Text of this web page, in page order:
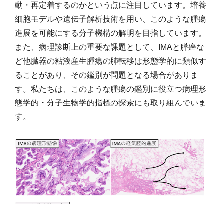
動・再定着するのかという点に注目しています。培養
細胞モデルや遺伝子解析技術を用い、このような腫瘍
進展を可能にする分子機構の解明を目指しています。
また、病理診断上の重要な課題として、IMAと膵癌な
ど他臓器の粘液産生腫瘍の肺転移は形態学的に類似す
ることがあり、その鑑別が問題となる場合がありま
す。私たちは、このような腫瘍の鑑別に役立つ病理形
態学的・分子生物学的指標の探索にも取り組んでいま
す。